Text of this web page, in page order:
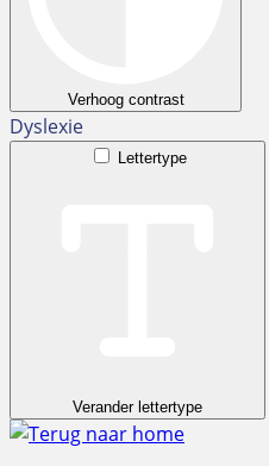
Verhoog contrast
Dyslexie
Lettertype
Verander lettertype